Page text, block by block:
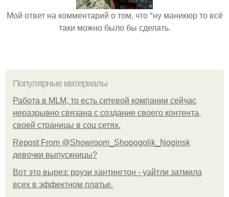
Мой ответ на комментарий о том, что "ну маникюр то всё
таки можно было бы сделать.
Популярные материалы
Работа в MLM, то есть сетевой компании сейчас
неразрывно связана с создание своего контента,
своей страницы в соц сетях.
Repost From @Showroom_Shopogolik_Noginsk
девочки выпускницы?
Вот это вырез: роузи хантингтон - уайтли затмила
всех в эффектном платьe.